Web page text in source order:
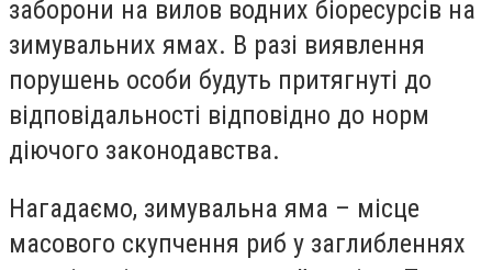
заборони на вилов водних біоресурсів на
зимувальних ямах. В разі виявлення
порушень особи будуть притягнуті до
відповідальності відповідно до норм
діючого законодавства.
Нагадаємо, зимувальна яма – місце
масового скупчення риб у заглибленнях